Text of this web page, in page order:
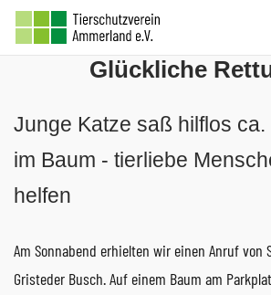
Skip
Glückliche
Junge Katze saß hilflos ca.
im Baum - tierliebe
helfen
Am Sonnabend erhielten wir einen Anruf von
Gristeder Busch. Auf einem Baum am